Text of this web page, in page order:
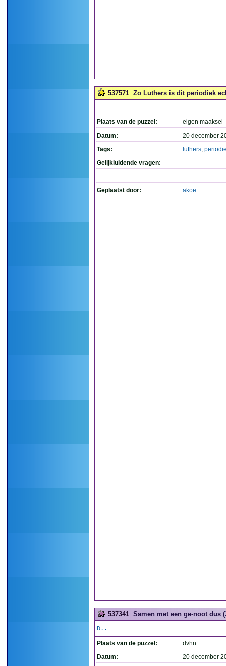
537571 Zo Luthers is dit periodiek
Plaats van de puzzel:
eigen maaksel
Datum:
20 december
Tags:
luthers,
Gelijkluidende vragen:
Geplaatst door: akoe
537341 Samen met een ge-noot dus
D..
Plaats van de puzzel:
dvhn
Datum:
20 december